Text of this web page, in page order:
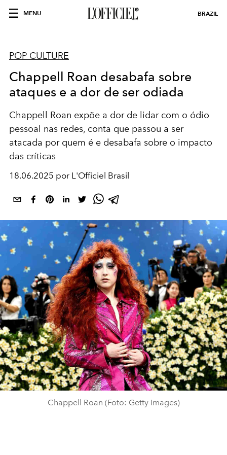
MENU BRAZIL
POP CULTURE
Chappell Roan desabafa sobre
ataques e a dor de ser odiada
Chappell Roan expõe a dor de lidar com o ódio
pessoal nas redes, conta que passou a ser
atacada por quem é e desabafa sobre o impacto
das críticas
18.06.2025 por L'Officiel Brasil
Chappell Roan (Foto: Getty Images)